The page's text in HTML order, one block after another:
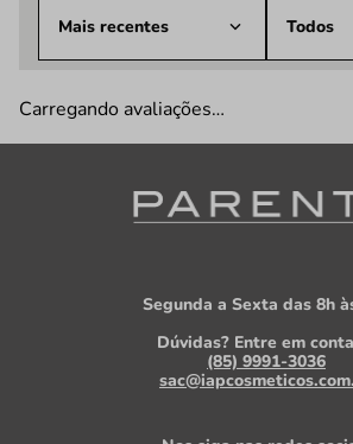
Mais recentes Todos
Carregando avaliações…
Segunda a Sexta das 8h
Dúvidas? Entre em
(85) 9991-3036